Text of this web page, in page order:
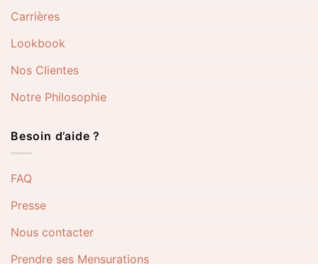
Carrières
Lookbook
Nos Clientes
Notre Philosophie
Besoin d’aide ?
FAQ
Presse
Nous contacter
Prendre ses Mensurations